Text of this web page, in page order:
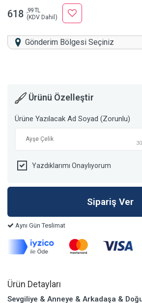
618 ,99 TL
(KDV Dahil)
Gönderim Bölgesi Seçiniz
Ürünü Özelleştir
Ürüne Yazılacak Ad Soyad (Zorunlu)
Yazdıklarımı Onaylıyorum
Aynı Gün Teslimat
Ürün Detayları
Sevgiliye & Anneye & Arkadaşa &